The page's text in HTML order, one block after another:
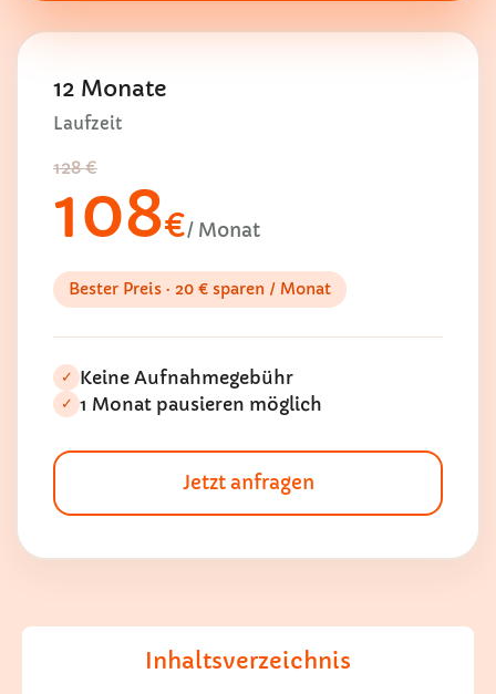
12 Monate
Laufzeit
128 €
108€/ Monat
Bester Preis · 20 € sparen / Monat
✓ Keine Aufnahmegebühr
✓ 1 Monat pausieren möglich
Jetzt anfragen
Inhaltsverzeichnis